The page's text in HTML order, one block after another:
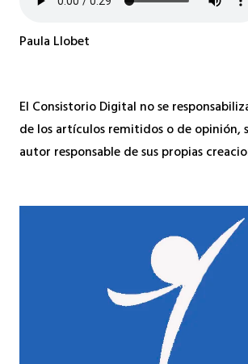
Paula Llobet
El Consistorio Digital no se
de los artículos remitidos o de opinión,
autor responsable de sus propias